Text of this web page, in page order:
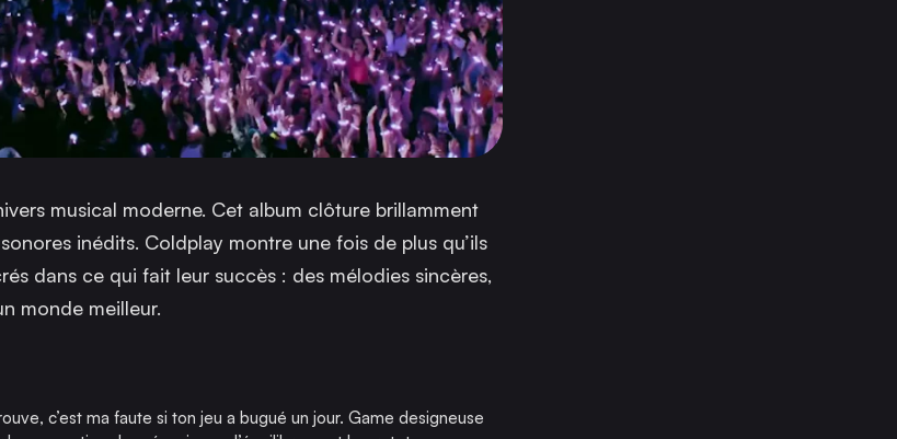
musical moderne. Cet album clôture brillamment
inédits. Coldplay montre une fois de plus qu’ils
dans ce qui fait leur succès : des mélodies sincères,
monde meilleur.
c’est ma faute si ton jeu a bugué un jour. Game designeuse